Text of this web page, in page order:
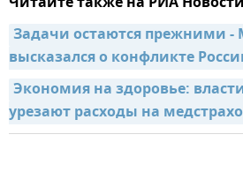
Задачи остаются прежними -
высказался о конфликте
Экономия на здоровье:
урезают расходы на